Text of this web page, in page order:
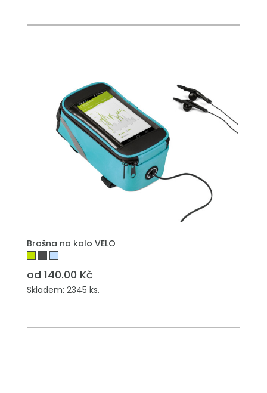
Brašna na kolo VELO
od 140.00 Kč
Skladem: 2345 ks.